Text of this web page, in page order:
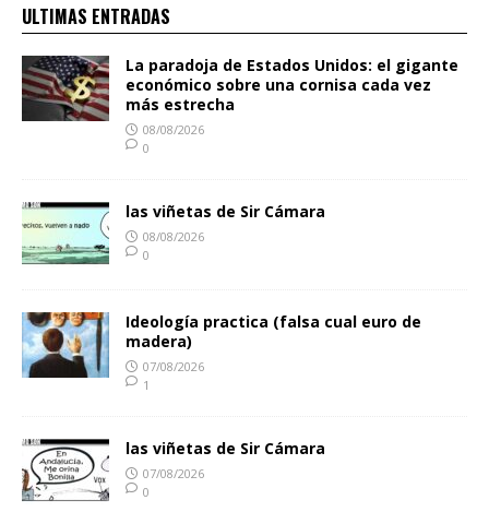
ULTIMAS ENTRADAS
La paradoja de Estados Unidos: el gigante
económico sobre una cornisa cada vez
más estrecha
08/08/2026
0
las viñetas de Sir Cámara
08/08/2026
0
Ideología practica (falsa cual euro de
madera)
07/08/2026
1
las viñetas de Sir Cámara
07/08/2026
0